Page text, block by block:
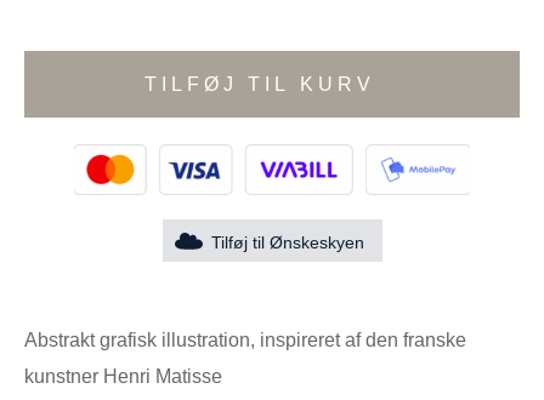
TILFØJ TIL KURV
Tilføj til Ønskeskyen
Abstrakt grafisk illustration, inspireret af den franske
kunstner Henri Matisse